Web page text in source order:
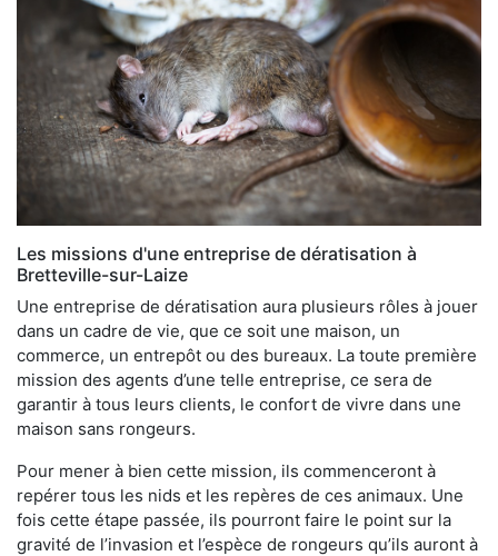
Les missions d'une entreprise de dératisation à
Bretteville-sur-Laize
Une entreprise de dératisation aura plusieurs rôles à jouer
dans un cadre de vie, que ce soit une maison, un
commerce, un entrepôt ou des bureaux. La toute première
mission des agents d’une telle entreprise, ce sera de
garantir à tous leurs clients, le confort de vivre dans une
maison sans rongeurs.
Pour mener à bien cette mission, ils commenceront à
repérer tous les nids et les repères de ces animaux. Une
fois cette étape passée, ils pourront faire le point sur la
gravité de l’invasion et l’espèce de rongeurs qu’ils auront à